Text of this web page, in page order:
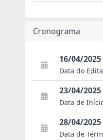
Cronograma
16/04/2025
Data do
23/04/2025
Data de
28/04/2025
Data de